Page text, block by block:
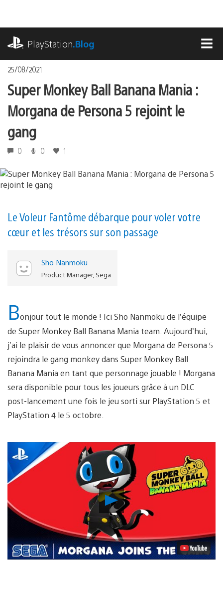
contenu
PlayStation.Blog
25/08/2021
Super Monkey Ball Banana Mania :
Morgana de Persona 5 rejoint le
gang
0 0 1
Le Voleur Fantôme débarque pour voler votre
cœur et les trésors sur son passage
Sho Nanmoku
Product Manager, Sega
Bonjour tout le monde ! Ici Sho Nanmoku de l’équipe
de Super Monkey Ball Banana Mania team. Aujourd’hui,
j’ai le plaisir de vous annoncer que Morgana de Persona 5
rejoindra le gang monkey dans Super Monkey Ball
Banana Mania en tant que personnage jouable ! Morgana
sera disponible pour tous les joueurs grâce à un DLC
post-lancement une fois le jeu sorti sur PlayStation 5 et
PlayStation 4 le 5 octobre.
Lancer
la
vidéo